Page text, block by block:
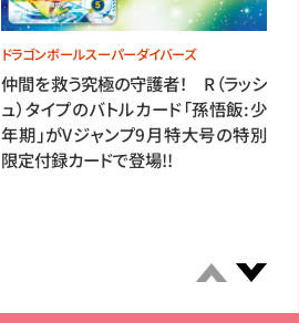
ドラゴンボールスーパーダイバーズ
仲間を救う究極の守護者！ R（ラッシ
ュ）タイプのバトルカード「孫悟飯:少
年期」がVジャンプ9月特大号の特別
限定付録カードで登場!!